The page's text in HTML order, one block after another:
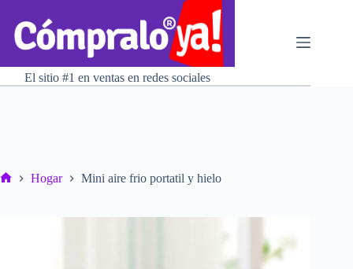
contenido
El sitio #1 en ventas en redes sociales
Hogar Mini aire frio portatil y hielo